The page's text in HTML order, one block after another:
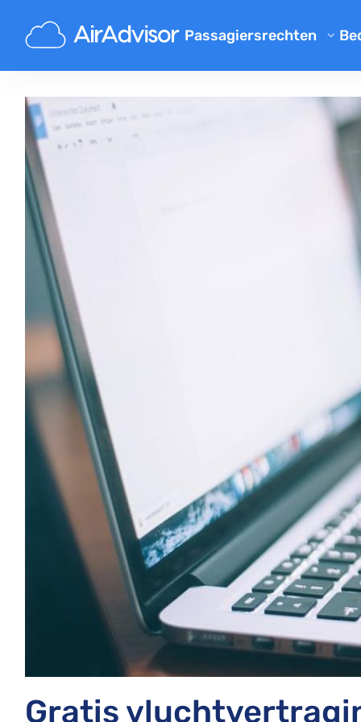
Passagiersrechten
Gratis Compensatie
Vergoeding Vertraging
Geannuleerde Vlucht
Compensatie voor
Luchtvaartmaatschappij
Gratis